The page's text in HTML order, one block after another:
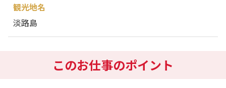
観光地名
淡路島
このお仕事のポイント